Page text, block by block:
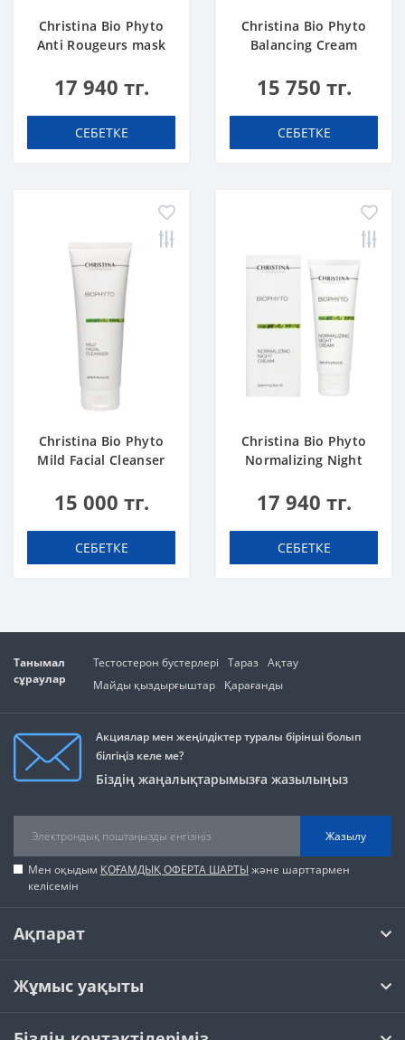
Christina Bio Phyto
Anti Rougeurs mask
17 940 тг.
СЕБЕТКЕ
Christina Bio Phyto
Balancing Cream
15 750 тг.
СЕБЕТКЕ
Christina Bio Phyto
Mild Facial Cleanser
15 000 тг.
СЕБЕТКЕ
Christina Bio Phyto
Normalizing Night
17 940 тг.
СЕБЕТКЕ
Танымал
сұраулар
Тестостерон бустерлері Тараз
Ақтау
Майды қыздырғыштар
Қарағанды
Акциялар мен жеңілдіктер туралы бірінші болып
білгіңіз келе ме?
Біздің жаңалықтарымызға жазылыңыз
Жазылу
Мен оқыдым ҚОҒАМДЫҚ ОФЕРТА ШАРТЫ және шарттармен
келісемін
Ақпарат
Жұмыс уақыты